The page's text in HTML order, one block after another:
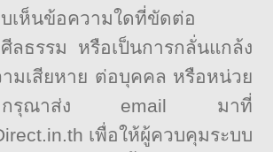
เห็นข้อความใดที่ขัดต่อ
ลธรรม หรือเป็นการกลั่นแกล้ง
ามเสียหาย ต่อบุคคล หรือหน่วย
รุณาส่ง email มาที่
เพื่อให้ผู้ควบคุมระบบ